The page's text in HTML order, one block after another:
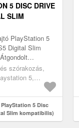
5 DISC DRIVE
SLIM
PlayStation 5
Digital Slim
a
Drive Blu-
szórakozás,
5,
5 Disc
Slim kompatibilis)